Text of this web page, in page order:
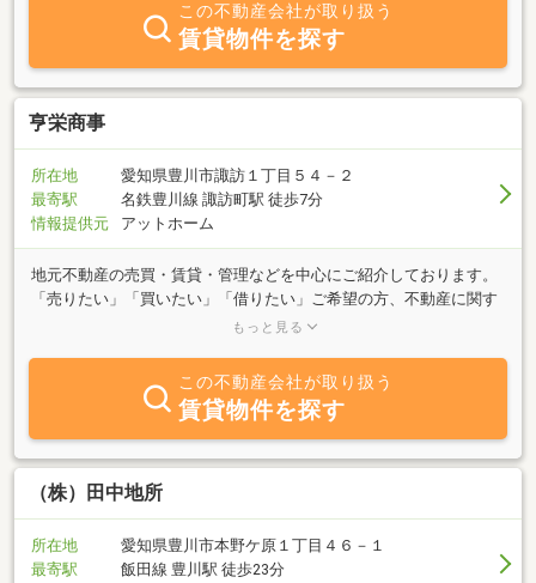
この不動産会社が取り扱う
賃貸物件を探す
亨栄商事
所在地
愛知県豊川市諏訪１丁目５４－２
最寄駅
名鉄豊川線 諏訪町駅 徒歩7分
情報提供元
アットホーム
地元不動産の売買・賃貸・管理などを中心にご紹介しております。
「売りたい」「買いたい」「借りたい」ご希望の方、不動産に関す
る質問をご相談ください。誠心誠意対応させていただきます。諏訪
もっと見る
この不動産会社が取り扱う
賃貸物件を探す
（株）田中地所
所在地
愛知県豊川市本野ケ原１丁目４６－１
最寄駅
飯田線 豊川駅 徒歩23分